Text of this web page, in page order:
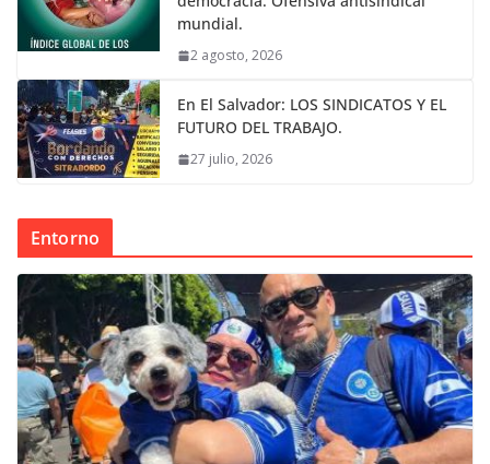
mundial.
2 agosto, 2026
En El Salvador: LOS SINDICATOS Y EL
FUTURO DEL TRABAJO.
27 julio, 2026
Entorno